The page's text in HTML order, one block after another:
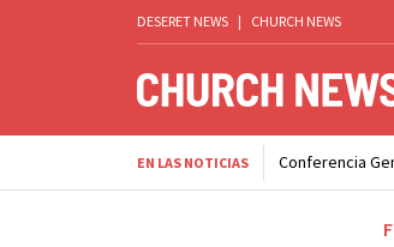
DESERET NEWS | CHURCH NEWS
EN LAS NOTICIAS Conferencia